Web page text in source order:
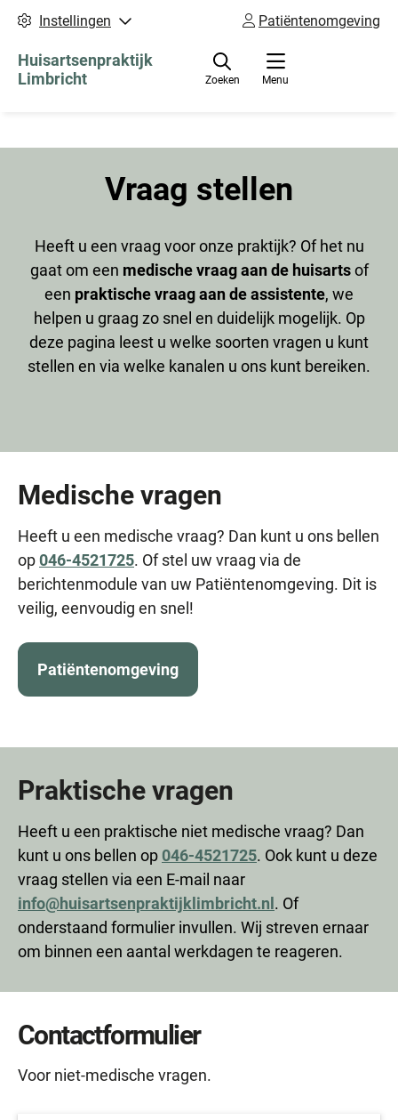
Instellingen Patiëntenomgeving
Huisartsenpraktijk
Limbricht
Menu
Zoeken
Vraag stellen
Heeft u een vraag voor onze praktijk? Of het nu
gaat om een medische vraag aan de huisartsof
een praktische vraag aan de assistente, we
helpen u graag zo snel en duidelijk mogelijk. Op
deze pagina leest u welke soorten vragen u kunt
stellen en via welke kanalen u ons kunt bereiken.
Medische vragen
Heeft u een medische vraag? Dan kunt u ons bellen
op046-4521725. Of stel uw vraag via de
berichtenmodule van uw Patiëntenomgeving. Dit is
veilig, eenvoudig en snel!
Patiëntenomgeving
Praktische vragen
Heeft u een praktische niet medische vraag? Dan
kunt u ons bellen op 046-4521725. Ook kunt u deze
vraag stellen via een E-mail naar
info@huisartsenpraktijklimbricht.nl . Of
onderstaand formulier invullen. Wij streven ernaar
om binnen een aantal werkdagen te reageren.
Contactformulier
Voor niet-medische vragen.